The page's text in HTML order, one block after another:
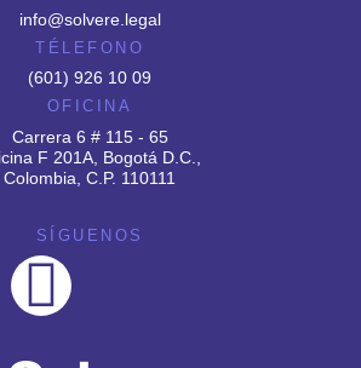
info@solvere.legal
TÉLEFONO
(601) 926 10 09
OFICINA
Carrera 6 # 115 - 65
F 201A, Bogotá D.C.,
Colombia, C.P. 110111
SÍGUENOS